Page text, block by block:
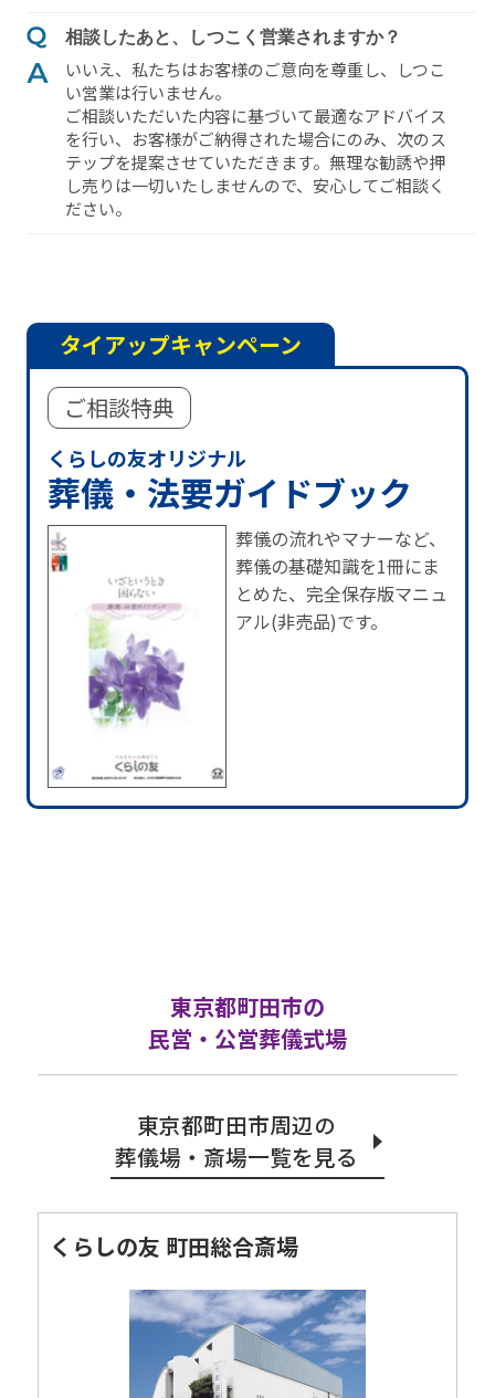
相談したあと、しつこく営業されますか？
いいえ、私たちはお客様のご意向を尊重し、しつこ
い営業は⾏いません。
ご相談いただいた内容に基づいて最適なアドバイス
を⾏い、お客様がご納得された場合にのみ、次のス
テップを提案させていただきます。無理な勧誘や押
し売りは⼀切いたしませんので、安⼼してご相談く
ださい。
タイアップキャンペーン
ご相談特典
くらしの友オリジナル
葬儀・法要ガイドブック
葬儀の流れやマナーなど、
葬儀の基礎知識を1冊にま
とめた、完全保存版マニュ
アル(非売品)です。
東京都町田市の
民営・公営葬儀式場
東京都町田市周辺の
葬儀場・斎場一覧を見る
くらしの友 町田総合斎場